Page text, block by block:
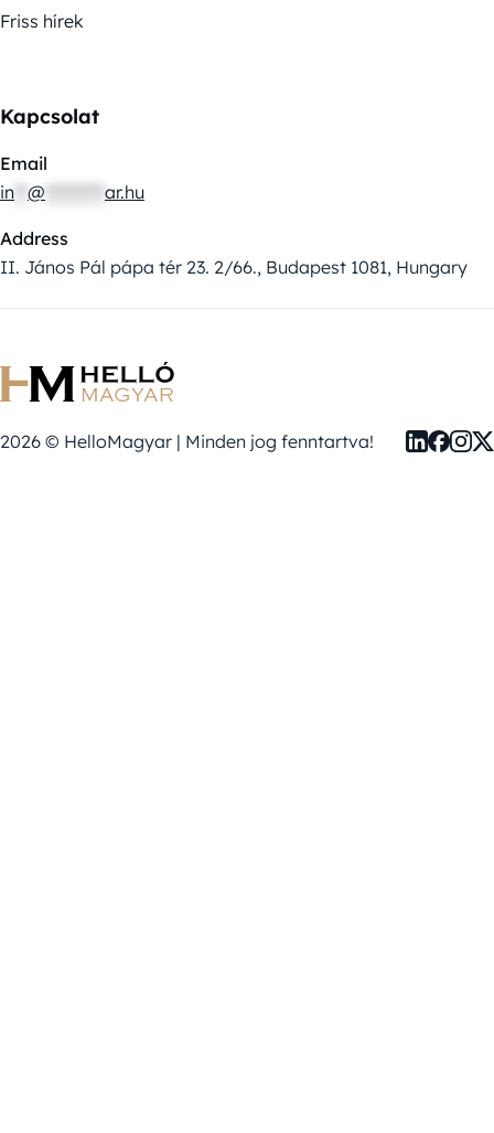
Friss hírek
Kapcsolat
Email
in @ ar.hu
Address
II. János Pál pápa tér 23. 2/66., Budapest 1081, Hungary
2026 © HelloMagyar | Minden jog fenntartva!